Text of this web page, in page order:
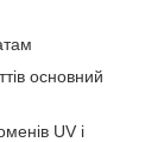
основний
UV і